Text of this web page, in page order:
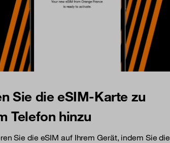
Sie die eSIM-Karte zu
Telefon hinzu
Sie die eSIM auf Ihrem Gerät, indem Sie die